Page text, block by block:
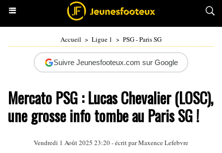
Accueil > Ligue 1 > PSG - Paris SG
Suivre Jeunesfooteux.com sur Google
Mercato PSG : Lucas Chevalier (LOSC),
une grosse info tombe au Paris SG !
Vendredi 1 Août 2025 23:20 - écrit par Maxence Lefebvre